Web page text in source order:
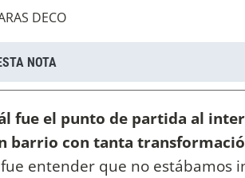
DECO
NOTA
fue el punto de partida al
barrio con tanta
entender que no estábamos